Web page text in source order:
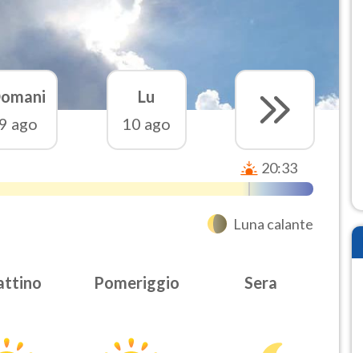
9 ago
Lu
10 ago
20:33
Luna calante
Pomeriggio Sera